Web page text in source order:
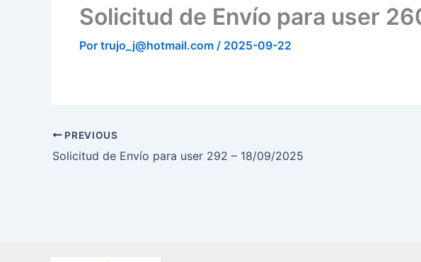
Solicitud de Envío para user
Por trujo_j@hotmail.com / 2025-09-22
PREVIOUS
Solicitud de Envío para user 292 – 18/09/2025